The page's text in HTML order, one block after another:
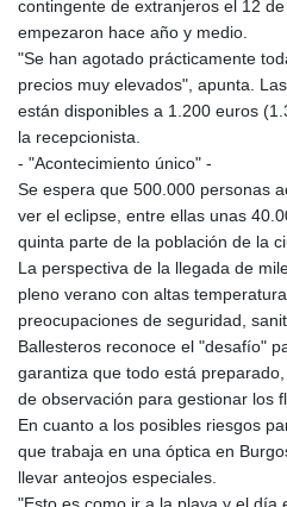
contingente de extranjeros el 12
empezaron hace año y medio.
"Se han agotado prácticamente
precios muy elevados", apunta.
están disponibles a 1.200 euros
la recepcionista.
- "Acontecimiento único" -
Se espera que 500.000 personas
ver el eclipse, entre ellas unas
quinta parte de la población de la
La perspectiva de la llegada de
pleno verano con altas
preocupaciones de seguridad,
Ballesteros reconoce el "desafío"
garantiza que todo está
de observación para gestionar los
En cuanto a los posibles riesgos
que trabaja en una óptica en
llevar anteojos especiales.